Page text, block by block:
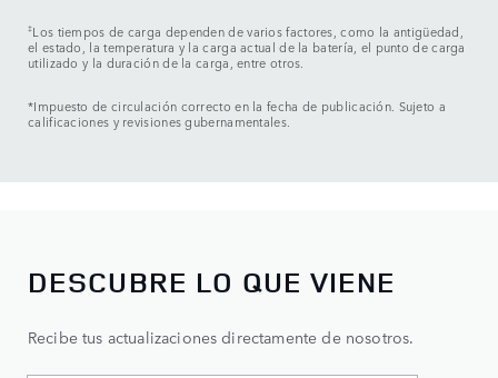
‡Los tiempos de carga dependen de varios factores, como la antigüedad,
el estado, la temperatura y la carga actual de la batería, el punto de carga
utilizado y la duración de la carga, entre otros.
*Impuesto de circulación correcto en la fecha de publicación. Sujeto a
calificaciones y revisiones gubernamentales.
DESCUBRE LO QUE VIENE
Recibe tus actualizaciones directamente de nosotros.